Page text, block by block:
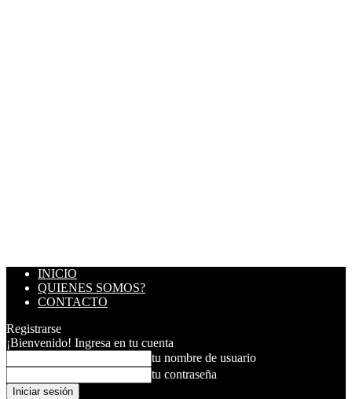
INICIO
QUIENES SOMOS?
CONTACTO
Registrarse
¡Bienvenido! Ingresa en tu cuenta
tu nombre de usuario
tu contraseña